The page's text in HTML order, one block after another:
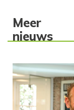
Meer
nieuws